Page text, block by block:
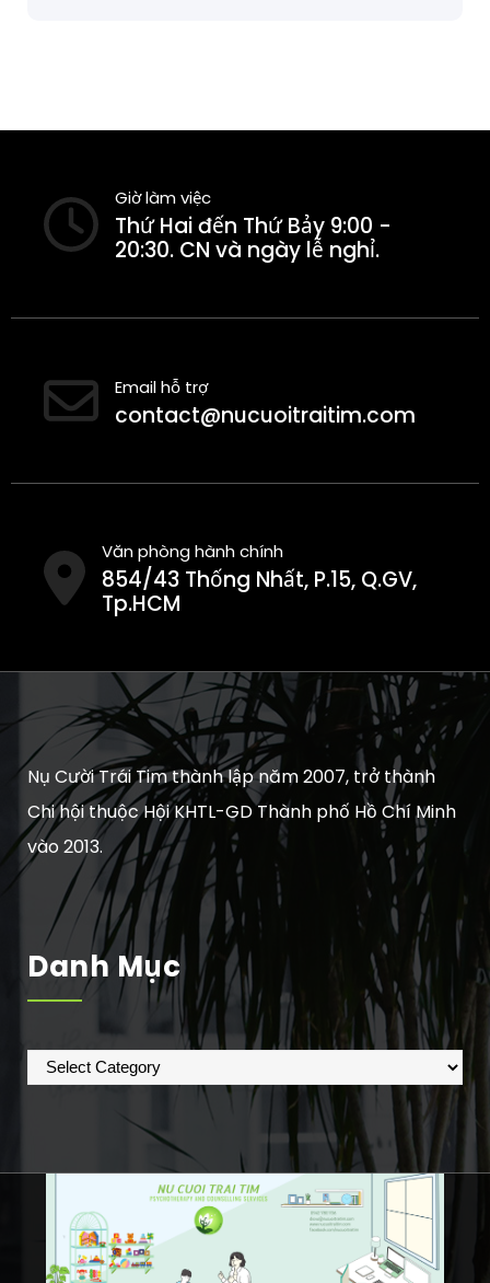
Giờ làm việc
Thứ Hai đến Thứ Bảy 9:00 -
20:30. CN và ngày lễ nghỉ.
Email hỗ trợ
contact@nucuoitraitim.com
Văn phòng hành chính
854/43 Thống Nhất, P.15, Q.GV,
Tp.HCM
Nụ Cười Trái Tim thành lập năm 2007, trở thành
Chi hội thuộc Hội KHTL-GD Thành phố Hồ Chí Minh
vào 2013.
Danh Mục
Danh
mục